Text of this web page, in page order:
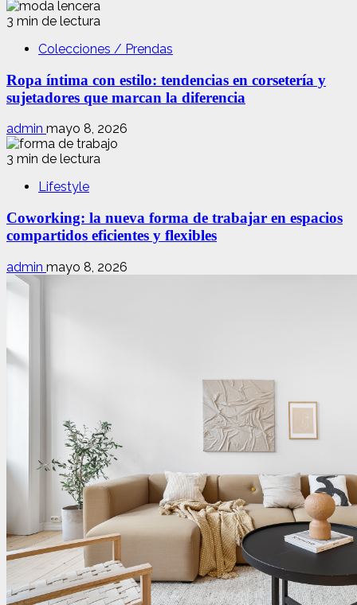
3 min de lectura
Colecciones / Prendas
Ropa íntima con estilo: tendencias en corsetería y
sujetadores que marcan la diferencia
admin mayo 8, 2026
3 min de lectura
Lifestyle
Coworking: la nueva forma de trabajar en espacios
compartidos eficientes y flexibles
admin mayo 8, 2026